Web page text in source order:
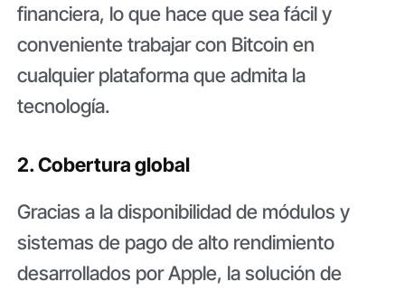
financiera, lo que hace que sea fácil y
conveniente trabajar con Bitcoin en
cualquier plataforma que admita la
tecnología.
2. Cobertura global
Gracias a la disponibilidad de módulos y
sistemas de pago de alto rendimiento
desarrollados por Apple, la solución de